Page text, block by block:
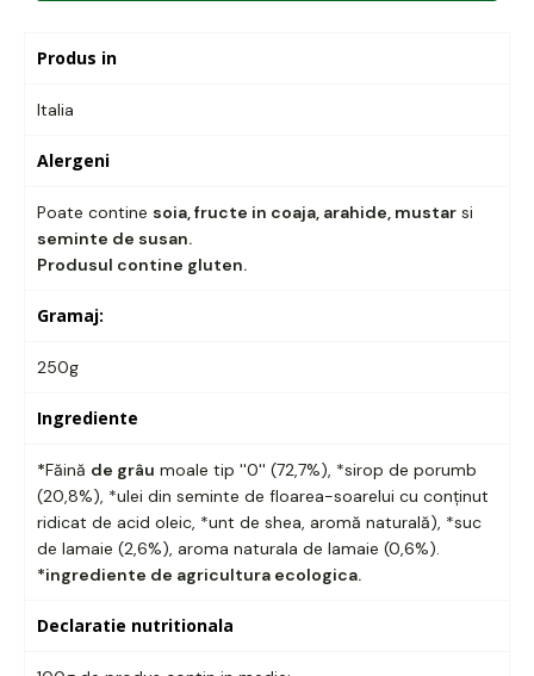
Produs in
Italia
Alergeni
Poate contine soia, fructe in coaja, arahide, mustar si
seminte de susan.
Produsul contine gluten.
Gramaj:
250g
Ingrediente
*Făină de grâu moale tip ''0'' (72,7%), *sirop de porumb
(20,8%), *ulei din seminte de floarea-soarelui cu conținut
ridicat de acid oleic, *unt de shea, aromă naturală), *suc
de lamaie (2,6%), aroma naturala de lamaie (0,6%).
*ingrediente de agricultura ecologica.
Declaratie nutritionala